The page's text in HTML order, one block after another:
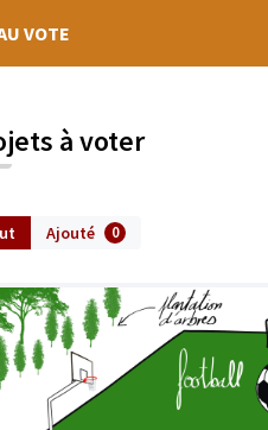
VOTE
à voter
Ajouté 0